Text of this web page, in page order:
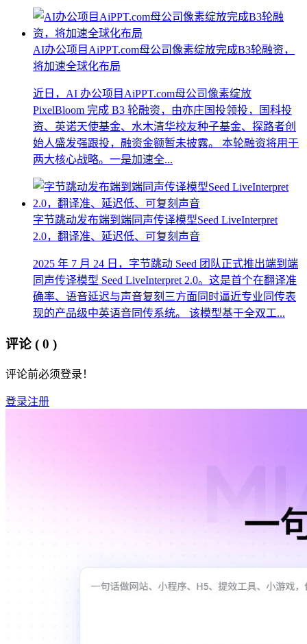
AI办公项目AiPPT.com母公司像素绽放完成B3轮融资，
将加速全球化布局
近日，AI 办公项目AiPPT.com母公司像素绽放
PixelBloom 完成 B3 轮融资，由亦庄国投领投，国科投
资、英诺天使基金、水木清华校友种子基金、探路者创
始人盛发强跟投，融资金额暂未披露。 本轮融资将用于
两大核心战略。一是加速全...
字节跳动发布端到端同声传译模型Seed LiveInterpret
2.0，翻译准、延迟低、可复刻声音
2025 年 7 月 24 日，字节跳动 Seed 团队正式推出端到端
同声传译模型 Seed LiveInterpret 2.0。这是首个在翻译准
确率、语音延迟与声音复刻三方面同时逼近专业同传表
现的产品级中英语音同传系统。 该模型基于全双工...
评论 ( 0 )
评论前必须登录！
登录注册